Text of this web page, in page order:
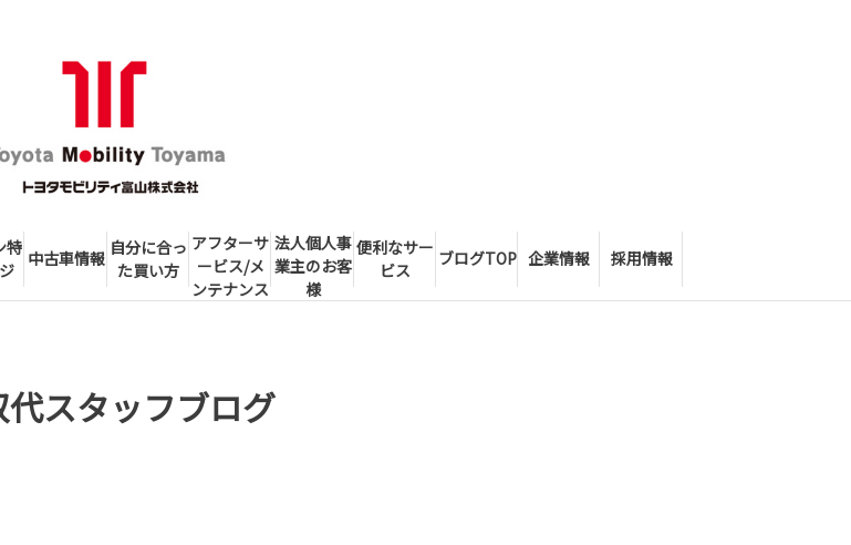
特 中古車情報 自分に合っ
た買い方
アフターサ
ービス/メ
ンテナンス
法人個人事
業主のお客
様
便利なサー
ビス
ブログTOP 企業情報 採用情報
代スタッフブログ